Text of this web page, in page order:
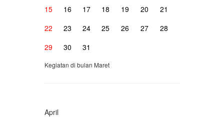
15
16 17 18 19 20
21
22
23 24 25 26 27
28
29
30 31
Kegiatan di bulan Maret
April